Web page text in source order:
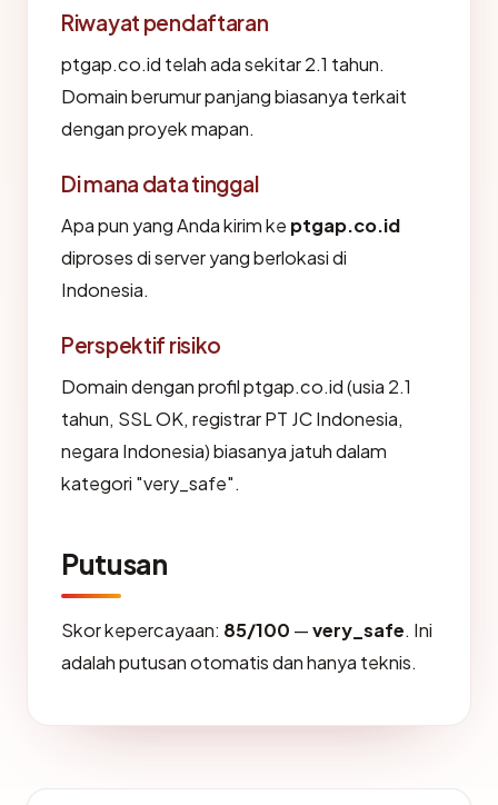
Riwayat pendaftaran
ptgap.co.id telah ada sekitar 2.1 tahun.
Domain berumur panjang biasanya terkait
dengan proyek mapan.
Di mana data tinggal
Apa pun yang Anda kirim ke ptgap.co.id
diproses di server yang berlokasi di
Indonesia.
Perspektif risiko
Domain dengan profil ptgap.co.id (usia 2.1
tahun, SSL OK, registrar PT JC Indonesia,
negara Indonesia) biasanya jatuh dalam
kategori "very_safe".
Putusan
Skor kepercayaan: 85/100 —very_safe. Ini
adalah putusan otomatis dan hanya teknis.